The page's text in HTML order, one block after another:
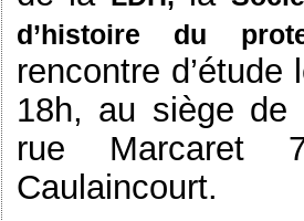
d’histoire du
rencontre
18h, au siège de
rue Marcaret
Caulaincourt.